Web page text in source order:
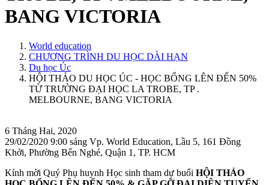
BANG VICTORIA
World education
CHƯƠNG TRÌNH DU HỌC DÀI HẠN
Du học Úc
HỘI THẢO DU HỌC ÚC - HỌC BỔNG LÊN ĐẾN 50%
TỪ TRƯỜNG ĐẠI HỌC LA TROBE, TP .
MELBOURNE, BANG VICTORIA
6 Tháng Hai, 2020
29/02/2020 9:00 sáng Vp. World Education, Lầu 5, 161 Đồng
Khởi, Phường Bến Nghé, Quận 1, TP. HCM
Kính mời Quý Phụ huynh Học sinh tham dự buổi HỘI THẢO